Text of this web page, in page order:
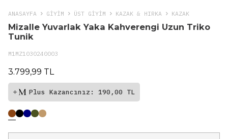
ANASAYFA GIYIM ÜST GİYİM KAZAK & HIRKA KAZAK
Mizalle Yuvarlak Yaka Kahverengi Uzun Triko
Tunik
M1MZ1030240003
3.799,99 TL
Plus Kazancınız: 190,00 TL